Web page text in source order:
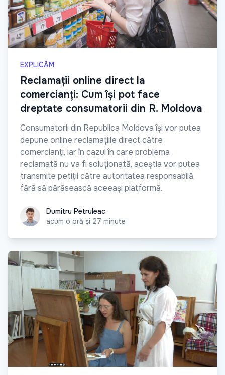
EXPLICĂM
Reclamații online direct la
comercianți: Cum își pot face
dreptate consumatorii din R. Moldova
Consumatorii din Republica Moldova își vor putea
depune online reclamațiile direct către
comercianți, iar în cazul în care problema
reclamată nu va fi soluționată, aceștia vor putea
transmite petiții către autoritatea responsabilă,
fără să părăsească aceeași platformă.
Dumitru Petruleac
Dumitru Petruleac
acum o oră și 27 minute